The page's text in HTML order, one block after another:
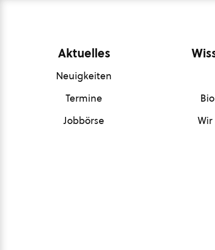
Aktuelles
Neuigkeiten
Termine
Jobbörse
Wir